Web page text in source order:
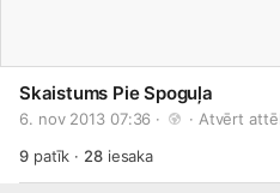
Skaistums Pie Spoguļa
6. nov 2013 07:36 · · Atvērt
9patīk · 28iesaka